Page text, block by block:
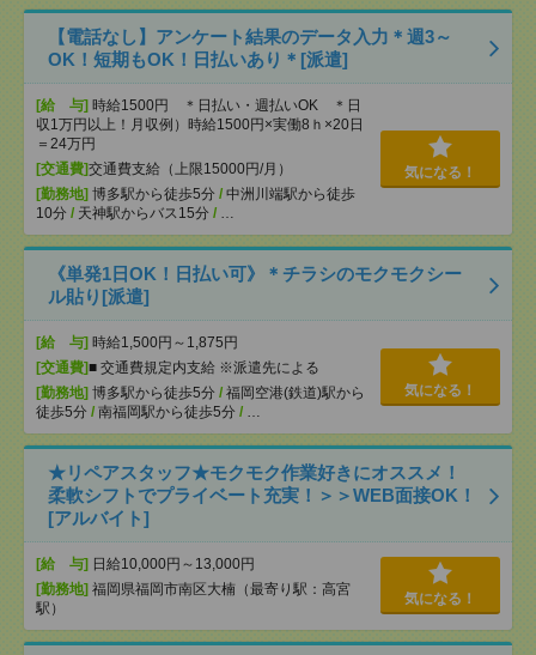
【電話なし】アンケート結果のデータ入力＊週3～
OK！短期もOK！日払いあり＊[派遣]
[給 与] 時給1500円 ＊日払い・週払いOK ＊日
収1万円以上！月収例）時給1500円×実働8ｈ×20日
＝24万円
[交通費]交通費支給（上限15000円/月）
[勤務地] 博多駅から徒歩5分 / 中洲川端駅から徒歩
10分 / 天神駅からバス15分 / …
気になる！
《単発1日OK！日払い可》＊チラシのモクモクシー
ル貼り[派遣]
[給 与] 時給1,500円～1,875円
[交通費]■ 交通費規定内支給 ※派遣先による
[勤務地] 博多駅から徒歩5分 / 福岡空港(鉄道)駅から
徒歩5分 / 南福岡駅から徒歩5分 / …
気になる！
★リペアスタッフ★モクモク作業好きにオススメ！
柔軟シフトでプライベート充実！＞＞WEB面接OK！
[アルバイト]
[給 与] 日給10,000円～13,000円
[勤務地] 福岡県福岡市南区大楠（最寄り駅：高宮
駅）
気になる！